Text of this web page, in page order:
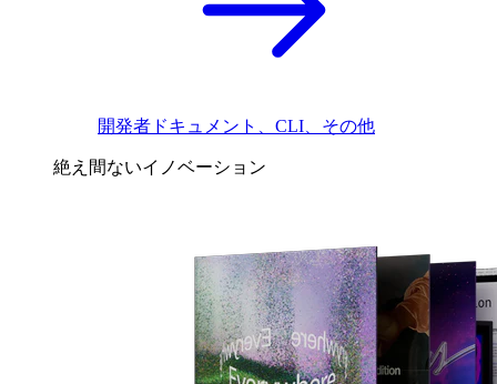
開発者ドキュメント、CLI、その他
絶え間ないイノベーション